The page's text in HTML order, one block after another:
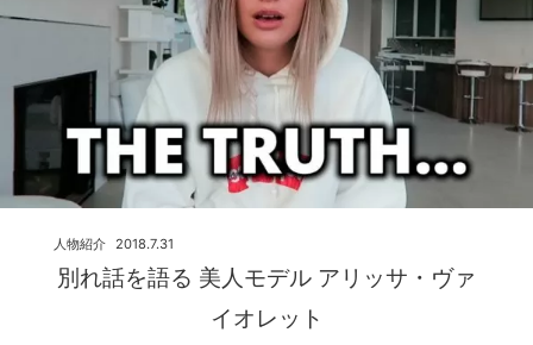
別れ話を語る 美人モデル アリッサ・ヴァ
イオレット
2018.7.31
人物紹介